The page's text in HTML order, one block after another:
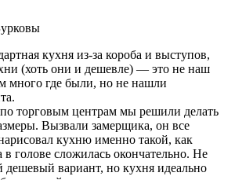
кухня из-за короба и выступов,
(хоть они и дешевле) — это не наш
много где были, но не нашли
торговым центрам мы решили делать
Вызвали замерщика, он все
кухню именно такой, как
в голове сложилась окончательно. Не
дешевый вариант, но кухня идеально